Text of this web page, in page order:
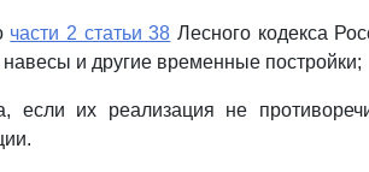
части 2 статьи 38 Лесного кодекса
навесы и другие временные постройки;
если их реализация не